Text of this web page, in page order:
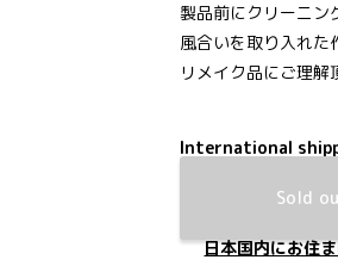
製品前にクリーニン
風合いを取り入れた
リメイク品にご理解
International
Sold
日本国内にお住